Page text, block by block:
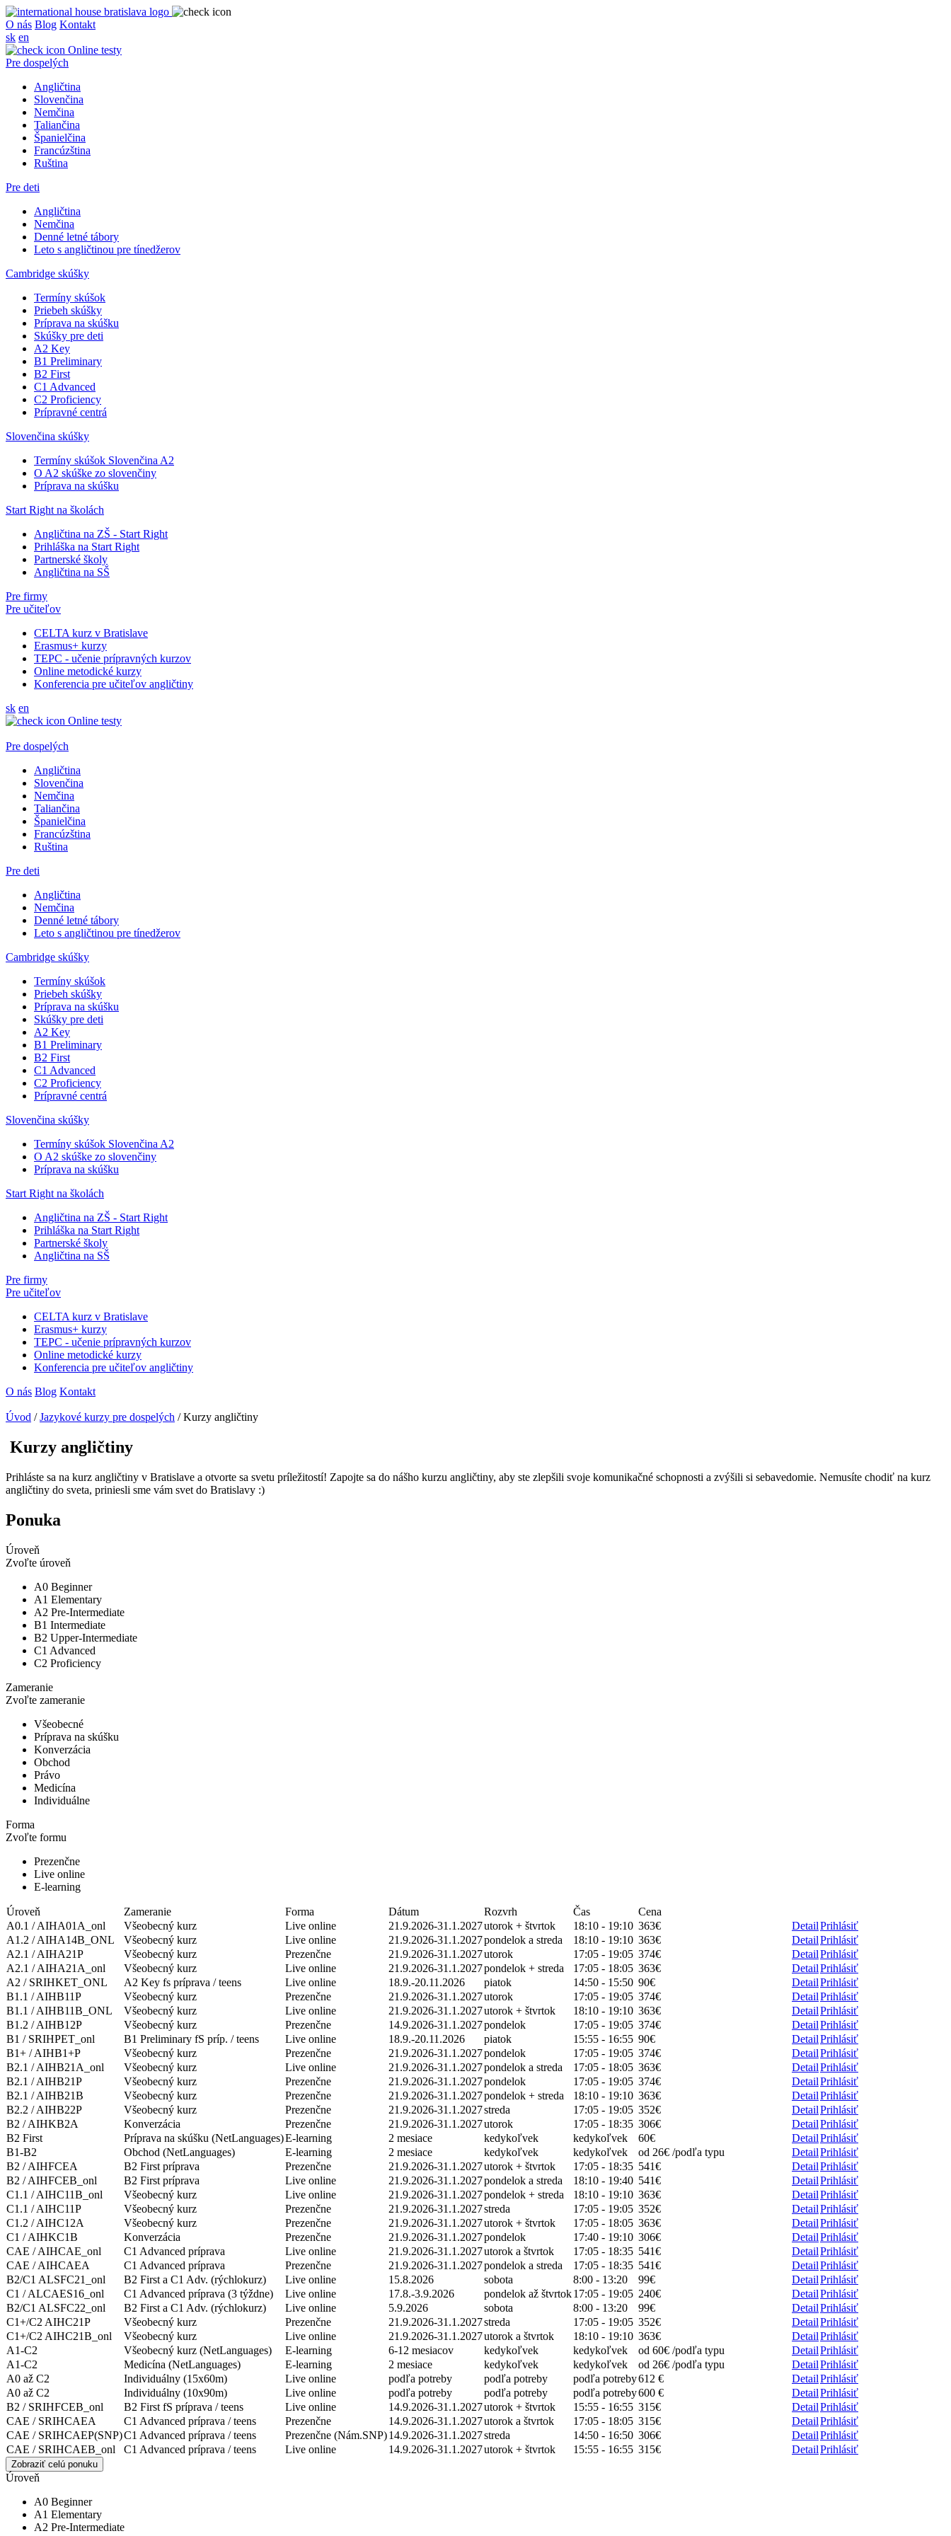
O nás Blog Kontakt
sk en
Online testy
Pre dospelých
Angličtina
Slovenčina
Nemčina
Taliančina
Španielčina
Francúzština
Ruština
Pre deti
Angličtina
Nemčina
Denné letné tábory
Leto s angličtinou pre tínedžerov
Cambridge skúšky
Termíny skúšok
Priebeh skúšky
Príprava na skúšku
Skúšky pre deti
A2 Key
B1 Preliminary
B2 First
C1 Advanced
C2 Proficiency
Prípravné centrá
Slovenčina skúšky
Termíny skúšok Slovenčina A2
O A2 skúške zo slovenčiny
Príprava na skúšku
Start Right na školách
Angličtina na ZŠ - Start Right
Prihláška na Start Right
Partnerské školy
Angličtina na SŠ
Pre firmy
Pre učiteľov
CELTA kurz v Bratislave
Erasmus+ kurzy
TEPC - učenie prípravných kurzov
Online metodické kurzy
Konferencia pre učiteľov angličtiny
sk en
Online testy
Pre dospelých
Angličtina
Slovenčina
Nemčina
Taliančina
Španielčina
Francúzština
Ruština
Pre deti
Angličtina
Nemčina
Denné letné tábory
Leto s angličtinou pre tínedžerov
Cambridge skúšky
Termíny skúšok
Priebeh skúšky
Príprava na skúšku
Skúšky pre deti
A2 Key
B1 Preliminary
B2 First
C1 Advanced
C2 Proficiency
Prípravné centrá
Slovenčina skúšky
Termíny skúšok Slovenčina A2
O A2 skúške zo slovenčiny
Príprava na skúšku
Start Right na školách
Angličtina na ZŠ - Start Right
Prihláška na Start Right
Partnerské školy
Angličtina na SŠ
Pre firmy
Pre učiteľov
CELTA kurz v Bratislave
Erasmus+ kurzy
TEPC - učenie prípravných kurzov
Online metodické kurzy
Konferencia pre učiteľov angličtiny
O nás Blog Kontakt
Úvod /Jazykové kurzy pre dospelých /Kurzy angličtiny
Kurzy angličtiny
Prihláste sa na kurz angličtiny v Bratislave a otvorte sa svetu príležitostí! Zapojte sa do nášho kurzu angličtiny, aby ste zlepšili svoje komunikačné schopnosti a zvýšili si sebavedomie. Nemusíte chodiť na kurz
angličtiny do sveta, priniesli sme vám svet do Bratislavy :)
Ponuka
Úroveň
Zvoľte úroveň
A0 Beginner
A1 Elementary
A2 Pre-Intermediate
B1 Intermediate
B2 Upper-Intermediate
C1 Advanced
C2 Proficiency
Zameranie
Zvoľte zameranie
Všeobecné
Príprava na skúšku
Konverzácia
Obchod
Právo
Medicína
Individuálne
Forma
Zvoľte formu
Prezenčne
Live online
E-learning
Úroveň Zameranie Forma Dátum Rozvrh Čas
Cena
A0.1 / AIHA01A_onl
Všeobecný kurz Live online 21.9.2026-31.1.2027utorok + štvrtok 18:10 - 19:10 363€ DetailPrihlásiť
A1.2 / AIHA14B_ONL
Všeobecný kurz Live online 21.9.2026-31.1.2027pondelok a streda 18:10 - 19:10 363€ DetailPrihlásiť
A2.1 / AIHA21P
Všeobecný kurz Prezenčne 21.9.2026-31.1.2027utorok 17:05 - 19:05 374€ DetailPrihlásiť
A2.1 / AIHA21A_onl
Všeobecný kurz Live online 21.9.2026-31.1.2027pondelok + streda 17:05 - 18:05 363€ DetailPrihlásiť
A2 / SRIHKET_ONL
A2 Key fs príprava / teens Live online 18.9.-20.11.2026 piatok 14:50 - 15:50 90€ DetailPrihlásiť
B1.1 / AIHB11P
Všeobecný kurz Prezenčne 21.9.2026-31.1.2027utorok 17:05 - 19:05 374€ DetailPrihlásiť
B1.1 / AIHB11B_ONL
Všeobecný kurz Live online 21.9.2026-31.1.2027utorok + štvrtok 18:10 - 19:10 363€ DetailPrihlásiť
B1.2 / AIHB12P
Všeobecný kurz Prezenčne 14.9.2026-31.1.2027pondelok 17:05 - 19:05 374€ DetailPrihlásiť
B1 / SRIHPET_onl
B1 Preliminary fS príp. / teens Live online 18.9.-20.11.2026 piatok 15:55 - 16:55 90€ DetailPrihlásiť
B1+ / AIHB1+P
Všeobecný kurz Prezenčne 21.9.2026-31.1.2027pondelok 17:05 - 19:05 374€ DetailPrihlásiť
B2.1 / AIHB21A_onl
Všeobecný kurz Live online 21.9.2026-31.1.2027pondelok a streda 17:05 - 18:05 363€ DetailPrihlásiť
B2.1 / AIHB21P
Všeobecný kurz Prezenčne 21.9.2026-31.1.2027pondelok 17:05 - 19:05 374€ DetailPrihlásiť
B2.1 / AIHB21B
Všeobecný kurz Prezenčne 21.9.2026-31.1.2027pondelok + streda 18:10 - 19:10 363€ DetailPrihlásiť
B2.2 / AIHB22P
Všeobecný kurz Prezenčne 21.9.2026-31.1.2027streda 17:05 - 19:05 352€ DetailPrihlásiť
B2 / AIHKB2A
Konverzácia Prezenčne 21.9.2026-31.1.2027utorok 17:05 - 18:35 306€ DetailPrihlásiť
B2 First
Príprava na skúšku (NetLanguages)E-learning 2 mesiace kedykoľvek kedykoľvek 60€ DetailPrihlásiť
B1-B2
Obchod (NetLanguages) E-learning 2 mesiace kedykoľvek kedykoľvek od 26€ /podľa typu DetailPrihlásiť
B2 / AIHFCEA
B2 First príprava Prezenčne 21.9.2026-31.1.2027utorok + štvrtok 17:05 - 18:35 541€ DetailPrihlásiť
B2 / AIHFCEB_onl
B2 First príprava Live online 21.9.2026-31.1.2027pondelok a streda 18:10 - 19:40 541€ DetailPrihlásiť
C1.1 / AIHC11B_onl
Všeobecný kurz Live online 21.9.2026-31.1.2027pondelok + streda 18:10 - 19:10 363€ DetailPrihlásiť
C1.1 / AIHC11P
Všeobecný kurz Prezenčne 21.9.2026-31.1.2027streda 17:05 - 19:05 352€ DetailPrihlásiť
C1.2 / AIHC12A
Všeobecný kurz Prezenčne 21.9.2026-31.1.2027utorok + štvrtok 17:05 - 18:05 363€ DetailPrihlásiť
C1 / AIHKC1B
Konverzácia Prezenčne 21.9.2026-31.1.2027pondelok 17:40 - 19:10 306€ DetailPrihlásiť
CAE / AIHCAE_onl
C1 Advanced príprava Live online 21.9.2026-31.1.2027utorok a štvrtok 17:05 - 18:35 541€ DetailPrihlásiť
CAE / AIHCAEA
C1 Advanced príprava Prezenčne 21.9.2026-31.1.2027pondelok a streda 17:05 - 18:35 541€ DetailPrihlásiť
B2/C1 ALSFC21_onl
B2 First a C1 Adv. (rýchlokurz) Live online 15.8.2026 sobota 8:00 - 13:20 99€ DetailPrihlásiť
C1 / ALCAES16_onl
C1 Advanced príprava (3 týždne) Live online 17.8.-3.9.2026 pondelok až štvrtok17:05 - 19:05 240€ DetailPrihlásiť
B2/C1 ALSFC22_onl
B2 First a C1 Adv. (rýchlokurz) Live online 5.9.2026 sobota 8:00 - 13:20 99€ DetailPrihlásiť
C1+/C2 AIHC21P
Všeobecný kurz Prezenčne 21.9.2026-31.1.2027streda 17:05 - 19:05 352€ DetailPrihlásiť
C1+/C2 AIHC21B_onl
Všeobecný kurz Live online 21.9.2026-31.1.2027utorok a štvrtok 18:10 - 19:10 363€ DetailPrihlásiť
A1-C2
Všeobecný kurz (NetLanguages) E-learning 6-12 mesiacov kedykoľvek kedykoľvek od 60€ /podľa typu DetailPrihlásiť
A1-C2
Medicína (NetLanguages) E-learning 2 mesiace kedykoľvek kedykoľvek od 26€ /podľa typu DetailPrihlásiť
A0 až C2
Individuálny (15x60m) Live online podľa potreby podľa potreby podľa potreby612 € DetailPrihlásiť
A0 až C2
Individuálny (10x90m) Live online podľa potreby podľa potreby podľa potreby600 € DetailPrihlásiť
B2 / SRIHFCEB_onl
B2 First fS príprava / teens Live online 14.9.2026-31.1.2027utorok + štvrtok 15:55 - 16:55 315€ DetailPrihlásiť
CAE / SRIHCAEA
C1 Advanced príprava / teens Prezenčne 14.9.2026-31.1.2027utorok a štvrtok 17:05 - 18:05 315€ DetailPrihlásiť
CAE / SRIHCAEP(SNP)C1 Advanced príprava / teens Prezenčne (Nám.SNP)14.9.2026-31.1.2027streda 14:50 - 16:50 306€ DetailPrihlásiť
CAE / SRIHCAEB_onl
C1 Advanced príprava / teens Live online 14.9.2026-31.1.2027utorok + štvrtok 15:55 - 16:55 315€ DetailPrihlásiť
Zobraziť celú ponuku
Úroveň
A0 Beginner
A1 Elementary
A2 Pre-Intermediate